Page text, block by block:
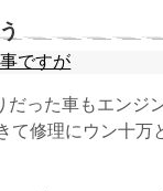
ですが
った車もエンジ
て修理にウン十万